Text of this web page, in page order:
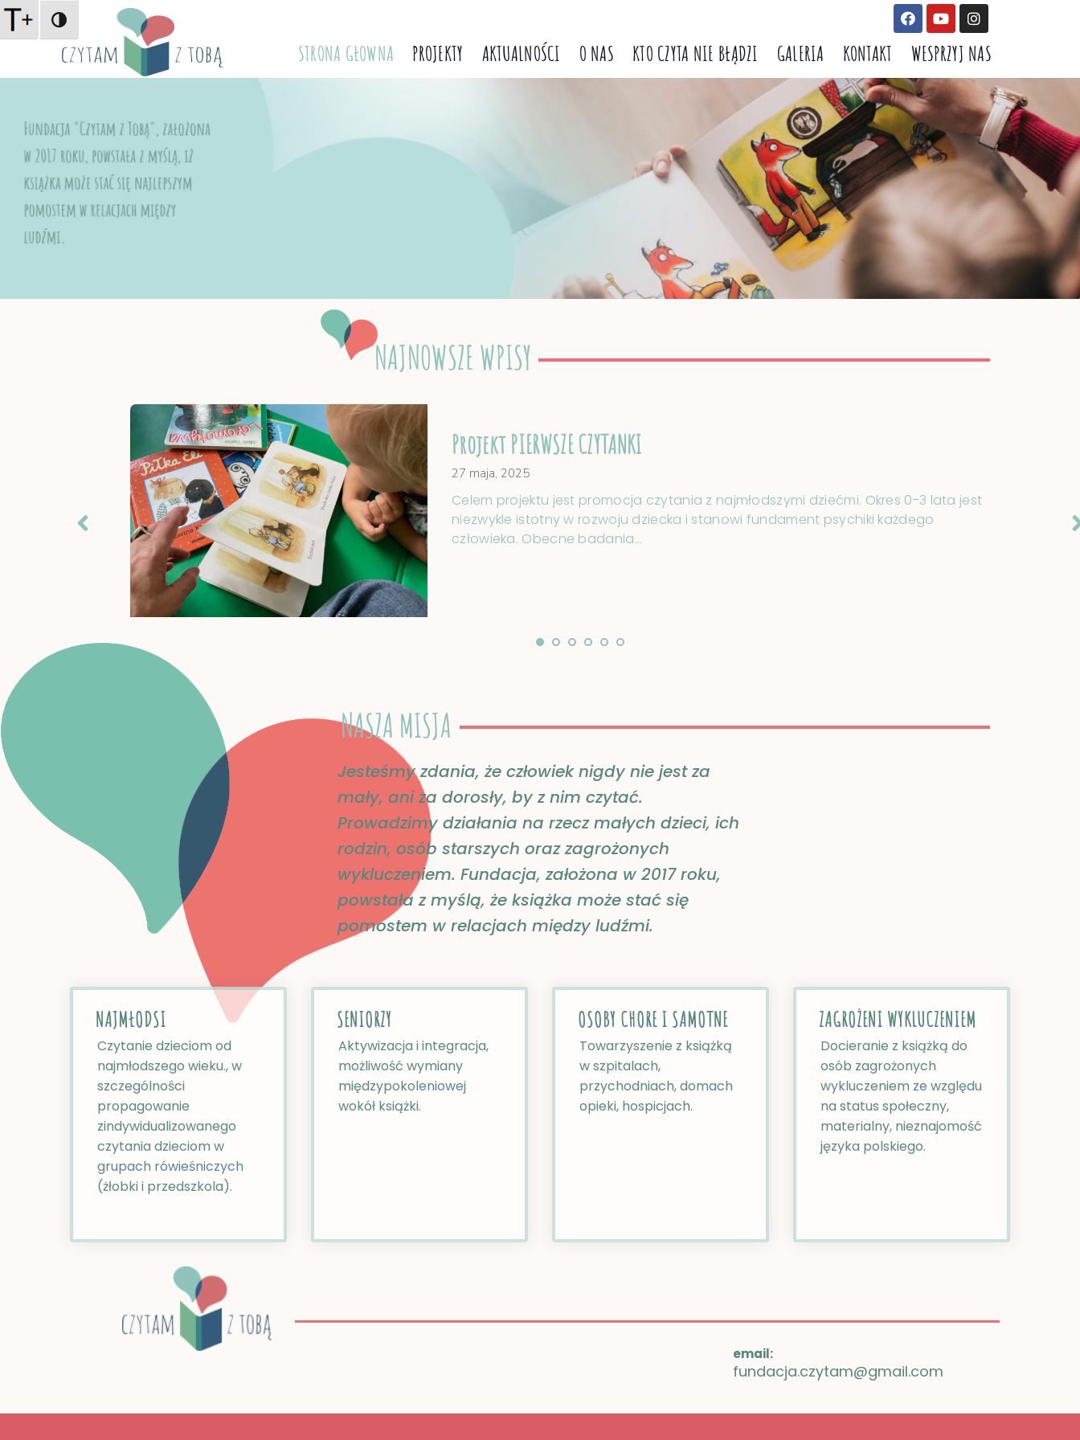
WYSOKI KONTRAST
STRONA GŁOWNA PROJEKTY AKTUALNOŚCI O NAS KTO CZYTA NIE BŁĄDZI GALERIA KONTAKT WESPRZYJ NAS
NAJNOWSZE WPISY
Projekt PIERWSZE CZYTANKI
27 maja, 2025
Celem projektu jest promocja czytania z najmłodszymi dziećmi. Okres 0-3 lata jest
niezwykle istotny w rozwoju dziecka i stanowi fundament psychiki każdego
człowieka. Obecne badania…
NASZA MISJA
Jesteśmy zdania, że człowiek nigdy nie jest za
mały, ani za dorosły, by z nim czytać.
Prowadzimy działania na rzecz małych dzieci, ich
rodzin, osób starszych oraz zagrożonych
wykluczeniem. Fundacja, założona w 2017 roku,
powstała z myślą, że książka może stać się
pomostem w relacjach między ludźmi.​
NAJMŁODSI​
Czytanie dzieciom od
najmłodszego wieku., w
szczególności
propagowanie
zindywidualizowanego
czytania dzieciom w
grupach rówieśniczych
(żłobki i przedszkola).
SENIORZY​
Aktywizacja i integracja,
możliwość wymiany
międzypokoleniowej
wokół książki.
OSOBY CHORE I SAMOTNE​
Towarzyszenie z książką
w szpitalach,
przychodniach, domach
opieki, hospicjach.
ZAGROŻENI WYKLUCZENIEM​
Docieranie z książką do
osób zagrożonych
wykluczeniem ze względu
na status społeczny,
materialny, nieznajomość
języka polskiego.
email:
fundacja.czytam@gmail.com